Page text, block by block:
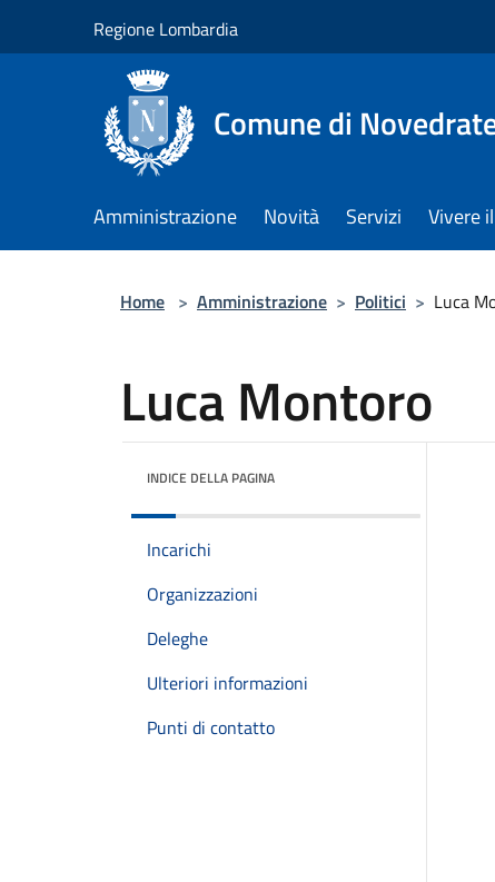
Regione Lombardia
Comune di
Amministrazione Novità Servizi Vivere
Home > Amministrazione > Politici > Luca
Luca Montoro
INDICE DELLA PAGINA
Incarichi
Organizzazioni
Deleghe
Ulteriori informazioni
Punti di contatto